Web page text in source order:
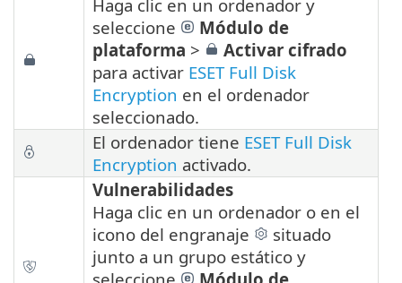
Haga clic en un ordenador y
seleccione
Módulo de
plataforma >
Activar cifrado
para activar ESET Full Disk
Encryption en el ordenador
seleccionado.
El ordenador tiene ESET Full Disk
Encryption activado.
Vulnerabilidades
Haga clic en un ordenador o en el
icono del engranaje
situado
junto a un grupo estático y